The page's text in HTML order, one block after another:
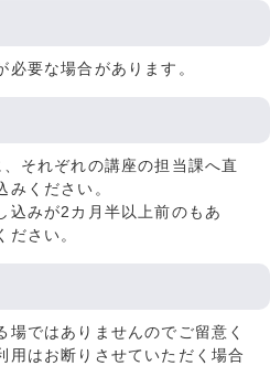
要な場合があります。
それぞれの講座の担当課へ直
みください。
込みが2カ月半以上前のもあ
ださい。
ではありませんのでご留意く
用はお断りさせていただく場合